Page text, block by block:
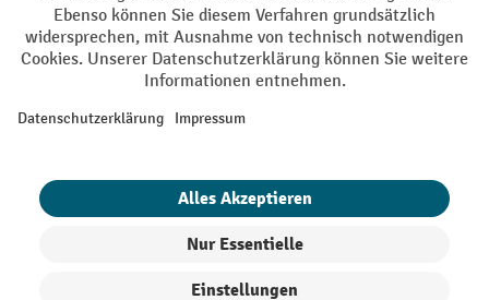
Alle Preise exkl. gesetzl. Mehrwertsteuer zzgl.Versandkostenund ggf.
Nachnahmegebühren, wenn nicht anders angegeben.
¹ Der Rabatt gilt so lange der Vorrat reicht. Der Rabatt gilt nicht auf
oder Gutscheinen ist nicht möglich. | ² Der Rabatt wird einmalig bei
eingelöst werden. Die Höhe des Rabatts variiert je nach
Produktkategorie und beträgt bis zu 10 % (10 % auf Lager, Umwelt,
Heben | 7% auf Büro). Ausgenommen sind Elektro-Hubwagen,